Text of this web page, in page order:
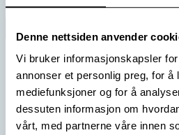
Denne nettsiden anvender
Vi bruker informasjonskapsler
annonser et personlig preg, for å
mediefunksjoner og for å
dessuten informasjon om
vårt, med partnerne våre innen